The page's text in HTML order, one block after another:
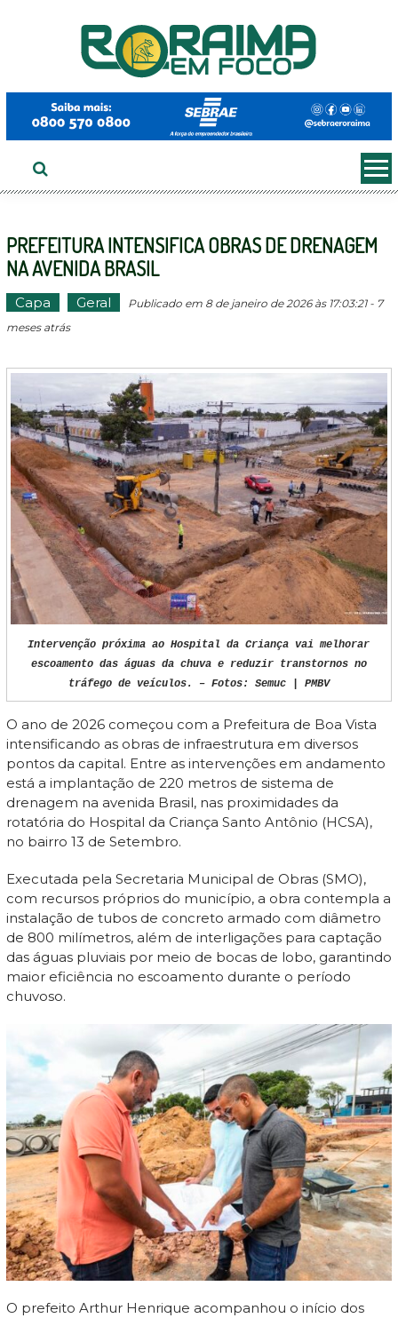
PREFEITURA INTENSIFICA OBRAS DE DRENAGEM
NA AVENIDA BRASIL
Capa Geral
Publicado em 8 de janeiro de 2026 às 17:03:21 - 7
meses atrás
Intervenção próxima ao Hospital da Criança vai melhorar
escoamento das águas da chuva e reduzir transtornos no
tráfego de veículos. – Fotos: Semuc | PMBV
O ano de 2026 começou com a Prefeitura de Boa Vista
intensificando as obras de infraestrutura em diversos
pontos da capital. Entre as intervenções em andamento
está a implantação de 220 metros de sistema de
drenagem na avenida Brasil, nas proximidades da
rotatória do Hospital da Criança Santo Antônio (HCSA),
no bairro 13 de Setembro.
Executada pela Secretaria Municipal de Obras (SMO),
com recursos próprios do município, a obra contempla a
instalação de tubos de concreto armado com diâmetro
de 800 milímetros, além de interligações para captação
das águas pluviais por meio de bocas de lobo, garantindo
maior eficiência no escoamento durante o período
chuvoso.
O prefeito Arthur Henrique acompanhou o início dos